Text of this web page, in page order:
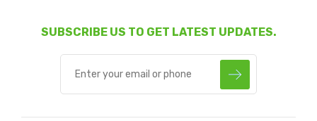
SUBSCRIBE US TO GET LATEST UPDATES.